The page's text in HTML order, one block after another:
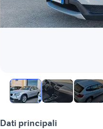
Dati principali